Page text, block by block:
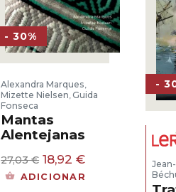
- 30%
Alexandra Marques,
Mizette Nielsen,Guida
Fonseca
Mantas
Alentejanas
27,03€ O
preço
18,92€O
ADICIONAR
-